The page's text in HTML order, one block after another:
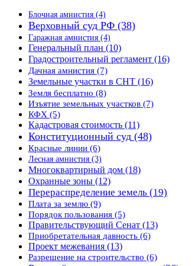
Блочная амнистия (4)
Верховный суд РФ (38)
Гаражная амнистия (4)
Генеральный план (10)
Градостроительный регламент (16)
Дачная амнистия (7)
Земельные участки в СНТ (16)
Земля бесплатно (8)
Изъятие земельных участков (7)
КФХ (5)
Кадастровая стоимость (11)
Конституционный суд (48)
Красные линии (6)
Лесная амнистия (3)
Многоквартирный дом (18)
Охранные зоны (12)
Перераспределение земель (19)
Плата за землю (9)
Порядок пользования (5)
Правительствующий Сенат (13)
Приобретательная давность (6)
Проект межевания (13)
Разрешение на строительство (6)